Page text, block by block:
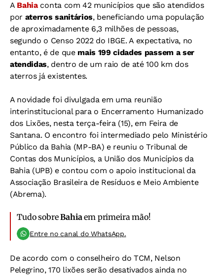
A Bahiaconta com 42 municípios que são atendidos
por aterros sanitários, beneficiando uma população
de aproximadamente 6,3 milhões de pessoas,
segundo o Censo 2022 do IBGE. A expectativa, no
entanto, é de que mais 199 cidades passem a ser
atendidas, dentro de um raio de até 100 km dos
aterros já existentes.
A novidade foi divulgada em uma reunião
interinstitucional para o Encerramento Humanizado
dos Lixões, nesta terça-feira (15), em Feira de
Santana. O encontro foi intermediado pelo Ministério
Público da Bahia (MP-BA) e reuniu o Tribunal de
Contas dos Municípios, a União dos Municípios da
Bahia (UPB) e contou com o apoio institucional da
Associação Brasileira de Resíduos e Meio Ambiente
(Abrema).
Tudo sobreBahiaem primeira mão!
Entre no canal do WhatsApp.
De acordo com o conselheiro do TCM, Nelson
Pelegrino, 170 lixões serão desativados ainda no